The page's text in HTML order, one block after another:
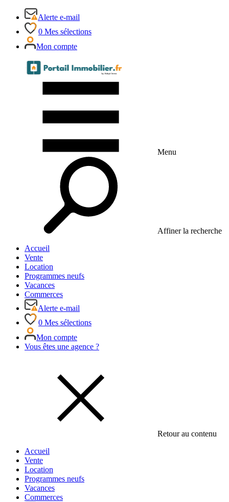
Alerte e-mail
0 Mes sélections
Mon compte
Menu
Affiner la recherche
Accueil
Vente
Location
Programmes neufs
Vacances
Commerces
Alerte e-mail
0 Mes sélections
Mon compte
Vous êtes une agence ?
Retour au contenu
Accueil
Vente
Location
Programmes neufs
Vacances
Commerces